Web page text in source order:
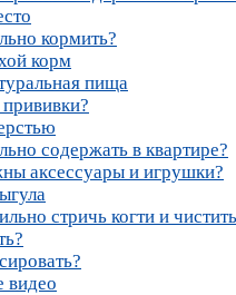
кормить?
корм
пища
содержать в квартире?
аксессуары и игрушки?
стричь когти и
видео